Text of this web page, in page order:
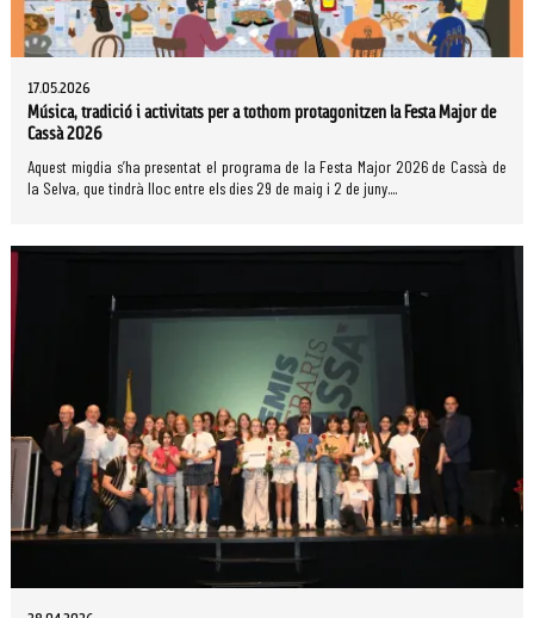
17.05.2026
Música, tradició i activitats per a tothom protagonitzen la Festa Major de
Cassà 2026
Aquest migdia s’ha presentat el programa de la Festa Major 2026 de Cassà de
la Selva, que tindrà lloc entre els dies 29 de maig i 2 de juny....